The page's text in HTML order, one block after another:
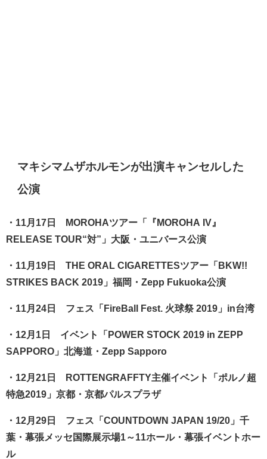
マキシマムザホルモンが出演キャンセルした
公演
・11月17日 MOROHAツアー「『MOROHA IV』
RELEASE TOUR“対”」大阪・ユニバース公演
・11月19日 THE ORAL CIGARETTESツアー「BKW!!
STRIKES BACK 2019」福岡・Zepp Fukuoka公演
・11月24日 フェス「FireBall Fest. 火球祭 2019」in台湾
・12月1日 イベント「POWER STOCK 2019 in ZEPP
SAPPORO」北海道・Zepp Sapporo
・12月21日 ROTTENGRAFFTY主催イベント「ポルノ超
特急2019」京都・京都パルスプラザ
・12月29日 フェス「COUNTDOWN JAPAN 19/20」千
葉・幕張メッセ国際展示場1～11ホール・幕張イベントホー
ル